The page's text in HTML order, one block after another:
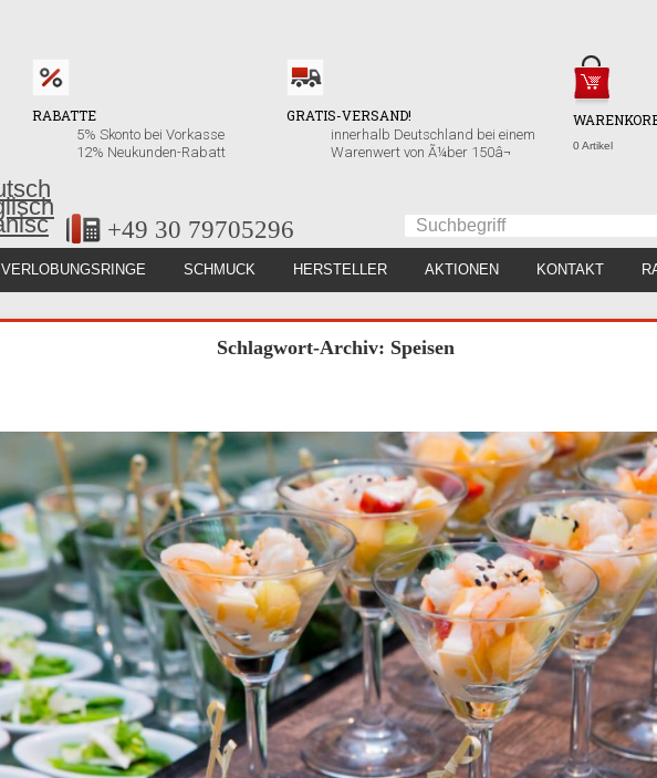
0 Artikel
RABATTE
5% Skonto bei Vorkasse
12% Neukunden-Rabatt
GRATIS-VERSAND!
innerhalb Deutschland bei einem
Warenwert von Ã¼ber 150â¬
+49 30 79705296
VERLOBUNGSRINGE SCHMUCK HERSTELLER AKTIONEN KONTAKT
Schlagwort-Archiv: Speisen